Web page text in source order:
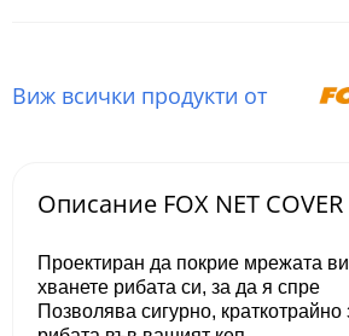
Виж всички продукти от
Описание FOX NET COVER
Проектиран да покрие мрежата
хванете рибата си, за да я спре
Позволява сигурно,